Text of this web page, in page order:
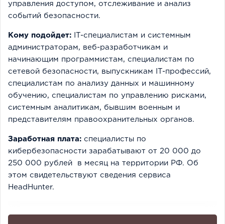
управления доступом, отслеживание и анализ
событий безопасности.
Кому подойдет: IT-специалистам и системным
администраторам, веб-разработчикам и
начинающим программистам, специалистам по
сетевой безопасности, выпускникам IT-профессий,
специалистам по анализу данных и машинному
обучению, специалистам по управлению рисками,
системным аналитикам, бывшим военным и
представителям правоохранительных органов.
Заработная плата: специалисты по
кибербезопасности зарабатывают от 20 000 до
250 000 рублей в месяц на территории РФ. Об
этом свидетельствуют сведения сервиса
HeadHunter.